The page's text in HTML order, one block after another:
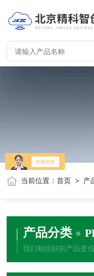
当前位置：首页 > 产
产品分类
我们相信好的产品是